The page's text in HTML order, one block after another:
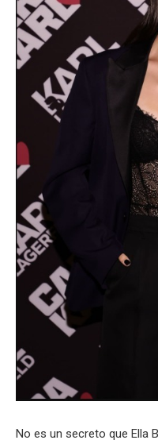
No es un secreto que Ella